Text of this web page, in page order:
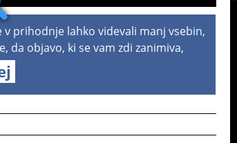
v prihodnje lahko videvali manj vsebin,
da objavo, ki se vam zdi zanimiva,